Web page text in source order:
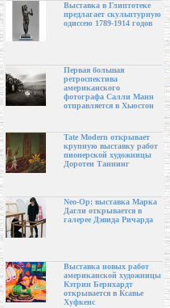
Выставка в Глиптотеке
предлагает скульптурную
одиссею 1789-1914 годов
Первая большая
ретроспектива
американского
фотографа Салли Манн
отправляется в Хьюстон
Tate Modern открывает
крупную выставку работ
пионерской художницы
Доротеи Таннинг
Neo-Op: выставка Марка
Дагли открывается в
галерее Дэвида Ричарда
Выставка новых работ
американской художницы
Кэтрин Бернхардт
открывается в Ксавье
Хуфкенс